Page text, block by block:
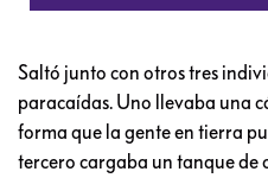
Saltó junto con otros tres
paracaídas. Uno llevaba una
forma que la gente en tierra
tercero cargaba un tanque de